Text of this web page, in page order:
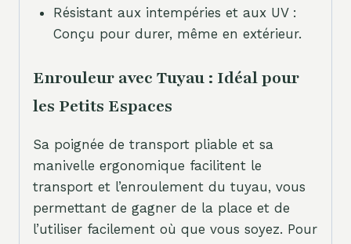
Résistant aux intempéries et aux UV :
Conçu pour durer, même en extérieur.
Enrouleur avec Tuyau : Idéal pour
les Petits Espaces
Sa poignée de transport pliable et sa
manivelle ergonomique facilitent le
transport et l’enroulement du tuyau, vous
permettant de gagner de la place et de
l’utiliser facilement où que vous soyez. Pour